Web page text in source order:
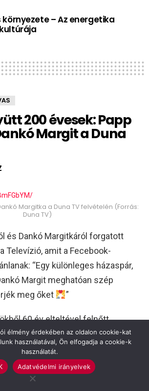
környezete – Az energetika
200 évesek: Papp
Margit a Duna
Margitka a Duna TV felvételén (Forrás:
Duna TV)
és Dankó Margitkáról forgatott
Televízió, amit a Fecebook-
“Egy különleges házaspár,
Margit meghatóan szép
meg őket
”
60 év elteltével felnőtt
25 éve élnek együtt. Így vall
a felvételen Laci bácsi:
magunkat a 25 év alatt,
egymásba a mai napig”.
élmény érdekében az oldalon cookie-kat
használatával, Ön elfogadja a cookie-k
használatát.
Adatvédelmi irányelvek